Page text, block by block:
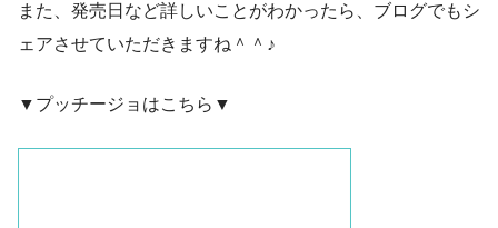
また、発売日など詳しいことがわかったら、ブログでもシ
ェアさせていただきますね＾＾♪
▼プッチージョはこちら▼